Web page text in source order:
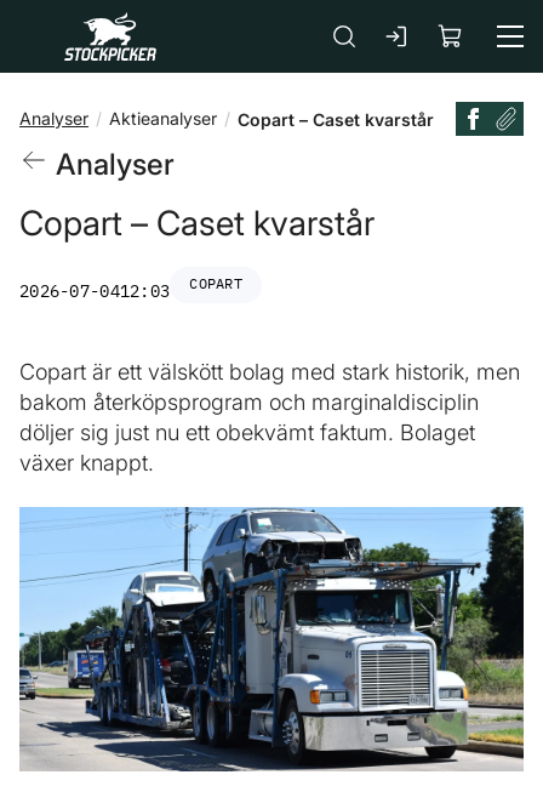
Gå till huvudinnehåll
Analyser Aktieanalyser Copart – Caset kvarstår
Analyser
Copart – Caset kvarstår
2026-07-0412:03 COPART
Copart är ett välskött bolag med stark historik, men
bakom återköpsprogram och marginaldisciplin
döljer sig just nu ett obekvämt faktum. Bolaget
växer knappt.